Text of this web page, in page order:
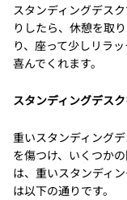
スタンディングデス
りしたら、休憩を取
り、座って少しリラ
喜んでくれます。
スタンディングデス
重いスタンディング
を傷つけ、いくつか
は、重いスタンディ
は以下の通りです。